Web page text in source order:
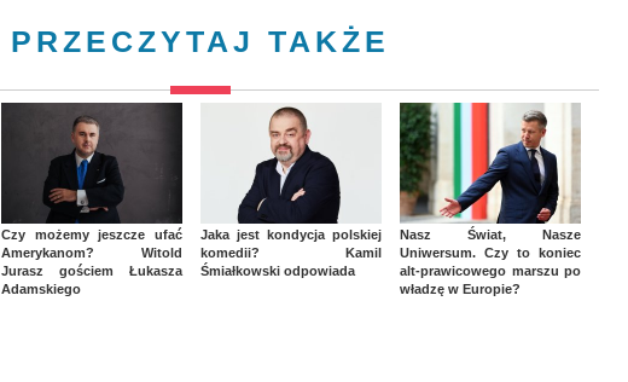
PRZECZYTAJ TAKŻE
Czy możemy jeszcze ufać
Amerykanom? Witold
Jurasz gościem Łukasza
Adamskiego
Jaka jest kondycja polskiej
komedii? Kamil
Śmiałkowski odpowiada
Nasz Świat, Nasze
Uniwersum. Czy to koniec
alt-prawicowego marszu po
władzę w Europie?